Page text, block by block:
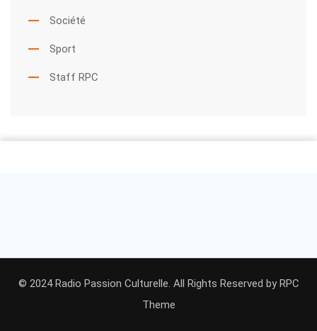
Société
Sport
Staff RPC
© 2024 Radio Passion Culturelle. All Rights Reserved by RPC
Theme